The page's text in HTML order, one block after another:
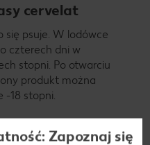
cervelat
się psuje. W lodówce
czterech dni w
stopni. Po otwarciu
produkt można
18 stopni.
Zapoznaj się